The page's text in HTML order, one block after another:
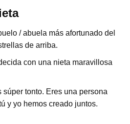
/ abuela más afortunado del
de arriba.
con una nieta maravillosa
tonto. Eres una persona
y yo hemos creado juntos.